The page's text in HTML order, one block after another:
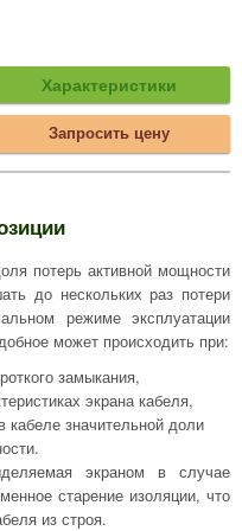
Характеристики
Запросить цену
потерь активной мощности
до нескольких раз потери
режиме эксплуатации
может происходить при:
замыкания,
экрана кабеля,
кабеле значительной доли
экраном в случае
старение изоляции, что
из строя.